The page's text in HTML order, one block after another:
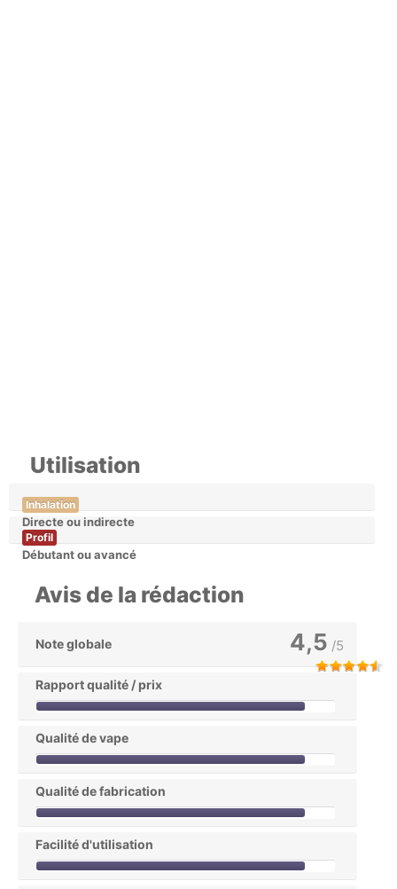
Utilisation
Inhalation
Directe ou indirecte
Profil
Débutant ou avancé
Avis de la rédaction
Note globale 4,5 /5
Rapport qualité / prix
Qualité de vape
Qualité de fabrication
Facilité d'utilisation